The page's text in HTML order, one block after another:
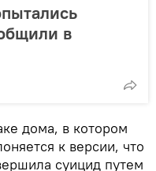
в
дома, в котором
к версии, что
суицид путем